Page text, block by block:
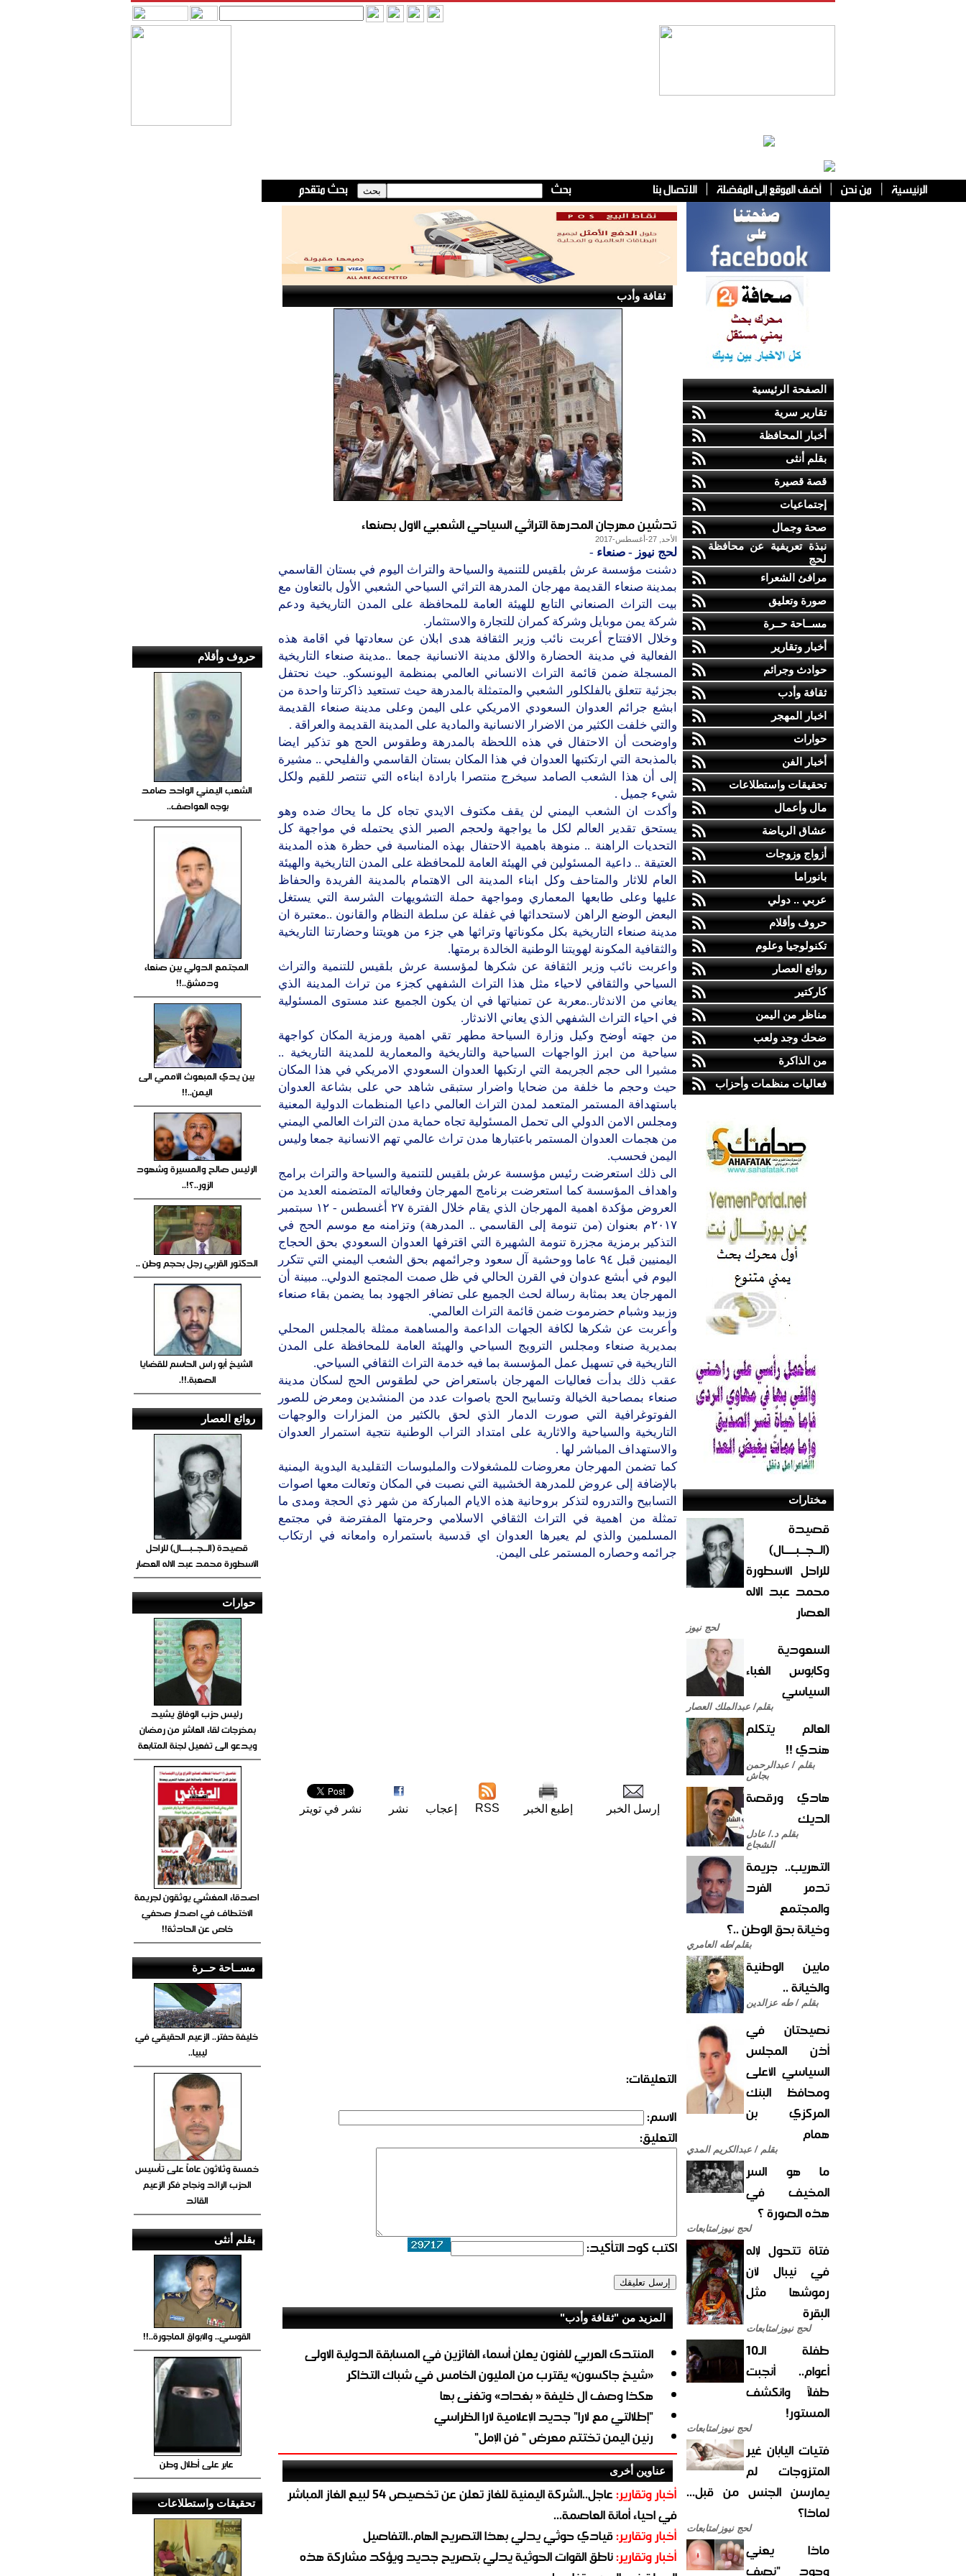
الصفحة الرئيسية
تقارير سرية
أخبار المحافظة
بقلم أنثى
قصة قصيرة
إجتماعيات
صحة وجمال
نبذة تعريفية عن محافظة
لحج
مرافئ الشعراء
صورة وتعليق
مســاحة حــرة
أخبار وتقارير
حوادث وجرائم
ثقافة وأدب
اخبار المهجر
حوارات
أخبار الفن
تحقيقات واستطلاعات
مال وأعمال
عشاق الرياضة
أزواج وزوجات
بانوراما
عربي .. دولي
حروف وأقلام
تكنولوجيا وعلوم
روائع العصار
كاركتير
مناظر من اليمن
ضحك وجد ولعب
من الذاكرة
فعاليات منظمات وأحزاب
مختارات
قصيدة
(الــجــبــــال)
للراحل الأسطورة
محمد عبد الاله
العصار
لحج نيوز
السعودية
وكابوس الغباء
السياسي
بقلم/ عبدالملك العصار
العالم يتكلم
هندي !!
بقلم / عبدالرحمن
بجاش
هادي ورقصة
الديك
بقلم د./ عادل
الشجاع
التهريب.. جريمة
تدمر الفرد
والمجتمع
وخيانة بحق الوطن ..؟
بقلم/طه العامري
مابين الوطنية
والخيانة ..
بقلم / طه عزالدين
نصيحتان في
أذن المجلس
السياسي الأعلى
ومحافظ البنك
المركزي بن
همام
بقلم / عبدالكريم المدي
ما هو السر
المخيف في
هذه الصورة ؟
لحج نيوز/متابعات
فتاة تتحول لإله
في نيبال لأن
رموشها مثل
البقرة
لحج نيوز/متابعات
طفلة الـ10
أعوام.. أنجبت
طفلاً وانكشف
المستور!
لحج نيوز/متابعات
فتيات اليابان غير
المتزوجات لم
يمارسن الجنس من قبل...
لماذا؟
لحج نيوز/متابعات
ماذا يعني
وجود "نصف
ثقافة وأدب
تدشين مهرجان المدرهة التراثي السياحي الشعبي الأول بصنعاء
الأحد, 27-أغسطس-2017
لحج نيوز - صنعاء -
دشنت مؤسسة عرش بلقيس للتنمية والسياحة والتراث اليوم في بستان القاسمي
بمدينة صنعاء القديمة مهرجان المدرهة التراثي السياحي الشعبي الأول بالتعاون مع
بيت التراث الصنعاني التابع للهيئة العامة للمحافظة على المدن التاريخية ودعم
شركة يمن موبايل وشركة كمران للتجارة والاستثمار.
وخلال الافتتاح أعربت نائب وزير الثقافة هدى ابلان عن سعادتها في اقامة هذه
الفعالية في مدينة الحضارة والالق مدينة الانسانية جمعا ..مدينة صنعاء التاريخية
المسجلة ضمن قائمة التراث الانساني العالمي بمنظمة اليونسكو.. حيث نحتفل
بجزئية تتعلق بالفلكلور الشعبي والمتمثلة بالمدرهة حيث تستعيد ذاكرتنا واحدة من
ابشع جرائم العدوان السعودي الامريكي على اليمن وعلى مدينة صنعاء القديمة
والتي خلفت الكثير من الاضرار الانسانية والمادية على المدينة القديمة والعراقة .
واوضحت أن الاحتفال في هذه اللحظة بالمدرهة وطقوس الحج هو تذكير ايضا
بالمذبحة التي ارتكتبها العدوان في هذا المكان بستان القاسمي والفليحي .. مشيرة
إلى أن هذا الشعب الصامد سيخرج منتصرا بارادة ابناءه التي تنتصر للقيم ولكل
شيء جميل .
وأكدت ان الشعب اليمني لن يقف مكتوف الايدي تجاه كل ما يحاك ضده وهو
يستحق تقدير العالم لكل ما يواجهة ولحجم الصبر الذي يحتمله في مواجهة كل
التحديات الراهنة .. منوهة باهمية الاحتفال بهذه المناسبة في حظرة هذه المدينة
العتيقة .. داعية المسئولين في الهيئة العامة للمحافظة على المدن التاريخية والهيئة
العام للاثار والمتاحف وكل ابناء المدينة الى الاهتمام بالمدينة الفريدة والحفاظ
عليها وعلى طابعها المعماري ومواجهة حملة التشويهات الشرسة التي يستغل
البعض الوضع الراهن لاستحداثها في غفلة عن سلطة النظام والقانون ..معتبرة ان
مدينة صنعاء التاريخية بكل مكوناتها وتراثها هي جزء من هويتنا وحضارتنا التاريخية
والثقافية المكونة لهويتنا الوطنية الخالدة برمتها.
واعربت نائب وزير الثقافة عن شكرها لمؤسسة عرش بلقيس للتنمية والتراث
السياحي والثقافي لاحياء مثل هذا التراث الشفهي كجزء من تراث المدينة الذي
يعاني من الاندثار..معربة عن تمنياتها في ان يكون الجميع عند مستوى المسئولية
في احياء التراث الشفهي الذي يعاني الاندثار.
من جهته أوضح وكيل وزارة السياحة مطهر تقي اهمية ورمزية المكان كواجهة
سياحية من ابرز الواجهات السياحية والتاريخية والمعمارية للمدينة التاريخية ..
مشيرا الى حجم الجريمة التي ارتكبها العدوان السعودي الامريكي في هذا المكان
حيث وحجم ما خلفة من ضحايا واضرار ستبقى شاهد حي على بشاعة العدوان
باستهدافة المستمر المتعمد لمدن التراث العالمي داعيا المنظمات الدولية المعنية
ومجلس الامن الدولي الى تحمل المسئولية تجاه حماية مدن التراث العالمي اليمني
من هجمات العدوان المستمر باعتبارها مدن تراث عالمي تهم الانسانية جمعا وليس
اليمن فحسب.
الى ذلك استعرضت رئيس مؤسسة عرش بلقيس للتنمية والسياحة والتراث برامج
واهداف المؤسسة كما استعرضت برنامج المهرجان وفعالياته المتضمنه العديد من
العروض مؤكدة اهمية المهرجان الذي يقام خلال الفترة ٢٧ أغسطس - ١٢ سبتمبر
٢٠١٧م بعنوان (من تنومة إلى القاسمي .. المدرهة) وتزامنه مع موسم الحج في
التذكير برمزية مجزرة تنومة الشهيرة التي اقترفها العدوان السعودي بحق الحجاج
اليمنيين قبل ٩٤ عاما ووحشية آل سعود وجرائمهم بحق الشعب اليمني التي تتكرر
اليوم في أبشع عدوان في القرن الحالي في ظل صمت المجتمع الدولي.. مبينة أن
المهرجان يعد بمثابة رسالة لحث الجميع على تضافر الجهود بما يضمن بقاء صنعاء
وزبيد وشبام حضرموت ضمن قائمة التراث العالمي.
وأعربت عن شكرها لكافة الجهات الداعمة والمساهمة ممثلة بالمجلس المحلي
بمديرية صنعاء ومجلس الترويج السياحي والهيئة العامة للمحافظة على المدن
التاريخية في تسهيل عمل المؤسسة بما فيه خدمة التراث الثقافي السياحي.
عقب ذلك بدأت فعاليات المهرجان باستعراض حي لطقوس الحج لسكان مدينة
صنعاء بمصاحبة الخيالة وتسابيح الحج باصوات عدد من المنشدين ومعرض للصور
الفوتوغرافية التي صورت الدمار الذي لحق بالكثير من المزارات والوجهات
التاريخية والسياحية والاثارية على امتداد التراب الوطنية نتجية استمرار العدوان
والاستهداف المباشر لها .
كما تضمن المهرجان معروضات للمشغولات والملبوسات التقليدية اليدوية اليمنية
بالإضافة إلى عروض للمدرهة الخشبية التي نصبت في المكان وتعالت معها اصوات
التسابيح والتدروه لتذكر بروحانية هذه الايام المباركة من شهر ذي الحجة ومدى ما
تمثلة من اهمية في التراث الثقافي الاسلامي وحرمتها المفترضة في مجتمع
المسلمين والذي لم يعيرها العدوان اي قدسية باستمراره وامعانه في ارتكاب
جرائمه وحصاره المستمر على اليمن.
إرسل الخبر إطبع الخبر RSS إعجاب نشر نشر في تويتر
التعليقات:
الاسم:
التعليق:
اكتب كود التأكيد:
المزيد من "ثقافة وأدب"
المنتدى العربي للفنون يعلن أسماء الفائزين في المسابقة الدولية الاولى
«شيخ جاكسون» يقترب من المليون الخامس في شباك التذاكر
هكذا وصف آل خليفة « بغداد» وتغنى بها
"إطلالتي مع لارا" جديد الإعلامية لارا الظراسي
رنين اليمن تختتم معرض " فن الإمل"
عناوين أخرى
أخبار وتقارير:
عاجل..الشركة اليمنية للغاز تعلن عن تخصيص 54 لبيع الغاز المباشر
في احياء أمانة العاصمة...
أخبار وتقارير:قيادي حوثي يدلي بهذا التصريح الهام..التفاصيل
أخبار وتقارير:ناطق القوات الحوثية يدلي بتصريح جديد ويؤكد مشاركة هذه
حروف وأقلام
الشعب اليمني الواحد صامد
بوجه العواصف..
المجتمع الدولي بين صنعاء
ودمشق..!!
بين يدي المبعوث الأممي الى
اليمن..!!
الرئيس صالح والمسيرة وشهود
الزور..؟!..
الدكتور القربي رجل بحجم وطن ..
الشيخ أبو راس الحاسم للقضايا
الصعبة.!!.
روائع العصار
قصيدة (الــجــبــــال) للراحل
الأسطورة محمد عبد الاله العصار
حوارات
رئيس حزب الوفاق يشيد
بمخرجات لقاء العاشر من رمضان
ويدعو الى تفعيل لجنة المتابعة
اصدقاء المغشي يوثقون لجريمة
الاختطاف في اصدار صحفي
خاص عن الحادثة!!
مســاحة حــرة
خليفة حفتر.. الزعيم الحقيقي في
ليبيا..
خمسة وثلاثون عاماً على تأسيس
الحزب الرائد ونجاح فكر الزعيم
القائد
بقلم أنثى
القوسي.. والابواق الماجورة..!!
عابر على أطلال وطن
تحقيقات واستطلاعات